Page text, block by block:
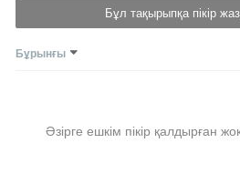
Бұл тақырыпқа пікір
Бұрынғы
Әзірге ешкім пікір қалдырған